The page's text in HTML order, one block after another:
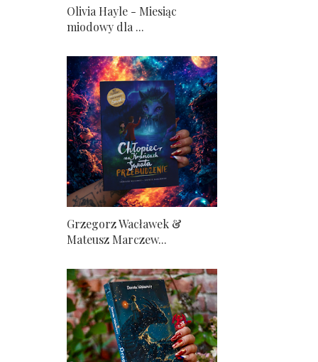
Olivia Hayle - Miesiąc
miodowy dla ...
Grzegorz Wacławek &
Mateusz Marczew...